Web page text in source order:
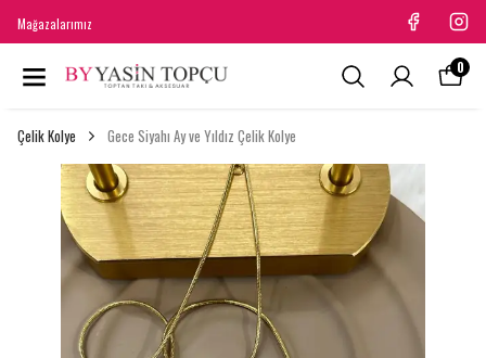
Mağazalarımız
0
Çelik Kolye Gece Siyahı Ay ve Yıldız Çelik Kolye